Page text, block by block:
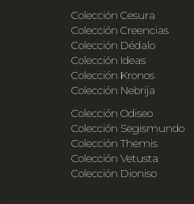
Colección Cesura
Colección Creencias
Colección Dédalo
Colección Ideas
Colección Kronos
Colección Nebrija
Colección Odiseo
Colección Segismundo
Colección Themis
Colección Vetusta
Colección Dioniso